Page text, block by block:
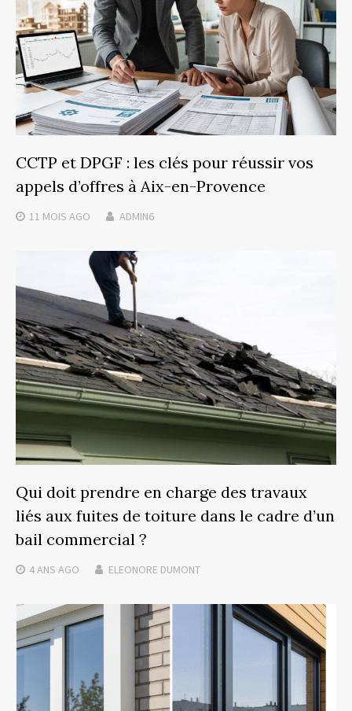
CCTP et DPGF : les clés pour réussir vos
appels d’offres à Aix-en-Provence
11 MOIS AGO ADMIN6
Qui doit prendre en charge des travaux
liés aux fuites de toiture dans le cadre d’un
bail commercial ?
4 ANS AGO ELEONORE DUMONT